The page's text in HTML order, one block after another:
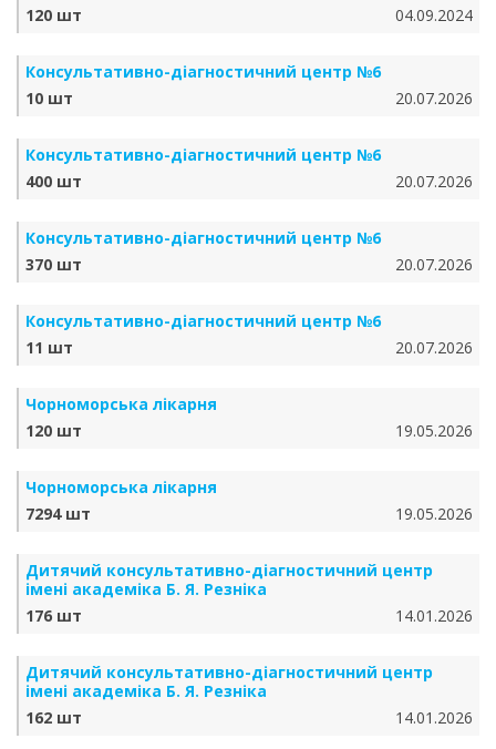
120 шт
04.09.2024
Консультативно-діагностичний центр №6
10 шт
20.07.2026
Консультативно-діагностичний центр №6
400 шт
20.07.2026
Консультативно-діагностичний центр №6
370 шт
20.07.2026
Консультативно-діагностичний центр №6
11 шт
20.07.2026
Чорноморська лікарня
120 шт
19.05.2026
Чорноморська лікарня
7294 шт
19.05.2026
Дитячий консультативно-діагностичний центр
імені академіка Б. Я. Резніка
176 шт
14.01.2026
Дитячий консультативно-діагностичний центр
імені академіка Б. Я. Резніка
162 шт
14.01.2026